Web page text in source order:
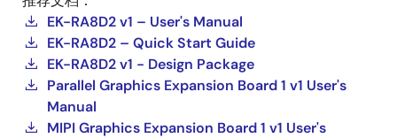
EK-RA8D2 v1 – User's Manual
EK-RA8D2 – Quick Start Guide
EK-RA8D2 v1 - Design Package
Parallel Graphics Expansion Board 1 v1 User's
Manual
MIPI Graphics Expansion Board 1 v1 User's